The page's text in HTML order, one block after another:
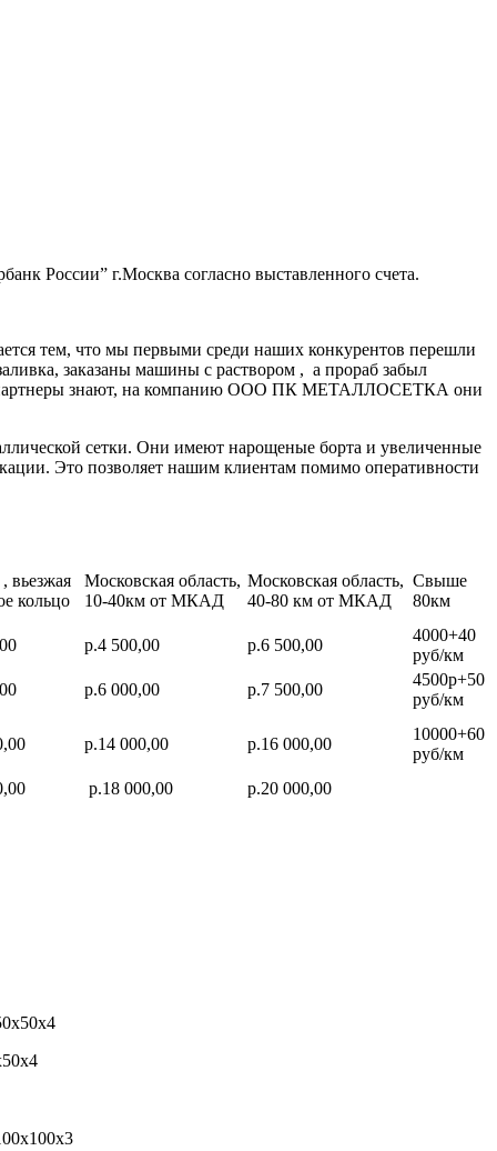
России” г.Москва согласно выставленного счета.
тем, что мы первыми среди наших конкурентов перешли
заказаны машины с раствором , а прораб забыл
партнеры знают, на компанию ООО ПК МЕТАЛЛОСЕТКА они
сетки. Они имеют нарощеные борта и увеличенные
Это позволяет нашим клиентам помимо оперативности
вьезжая
кольцо
Московская область,
10-40км от МКАД
Московская область,
40-80 км от МКАД
Свыше
80км
р.4 500,00 р.6 500,00
4000+40
руб/км
р.6 000,00 р.7 500,00
4500р+50
руб/км
р.14 000,00 р.16 000,00
10000+60
руб/км
р.18 000,00 р.20 000,00